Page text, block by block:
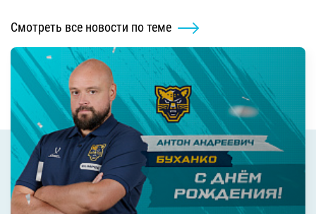
Смотреть все новости по теме